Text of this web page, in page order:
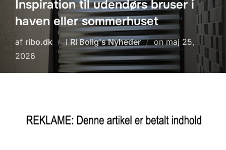
Inspiration til udendørs bruser i
haven eller sommerhuset
af ribo.dk i RI Bolig's Nyheder onUdgivet
d.
maj 25,
2026